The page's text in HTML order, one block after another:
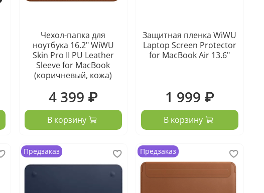
Чехол-папка для
ноутбука 16.2" WiWU
Skin Pro II PU Leather
Sleeve for MacBook
(коричневый, кожа)
4 399 ₽
В корзину
Защитная пленка WiWU
Laptop Screen Protector
for MacBook Air 13.6"
1 999 ₽
В корзину
Предзаказ Предзаказ